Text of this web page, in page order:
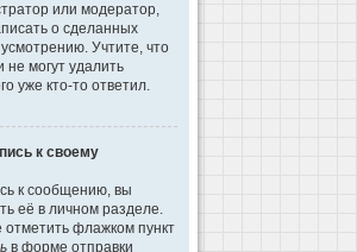
или модератор,
о сделанных
Учтите, что
могут удалить
уже кто-то ответил.
к своему
к сообщению, вы
её в личном разделе.
отметить флажком пункт
в форме отправки